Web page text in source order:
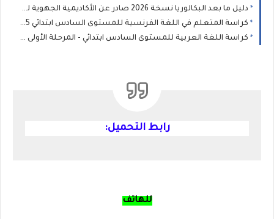
دليل ما بعد البكالوريا نسخة 2026 صادر عن الأكاديمية الجهوية للتربية والتكوين
كراسة المتعلم في اللغة الفرنسية للمستوى السادس ابتدائي 2025 - المدرسة الرائدة
كراسة اللغة العربية للمستوى السادس ابتدائي - المرحلة الأولى : المدرسة الرائدة 2025
رابط التحميل:
للهاتف